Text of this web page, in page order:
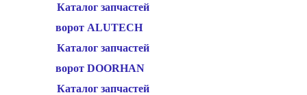
Каталог запчастей
ворот ALUTECH
Каталог запчастей
ворот DOORHAN
Каталог запчастей